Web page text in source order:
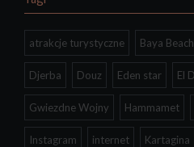
atrakcje turystyczne Baya
Djerba Douz Eden star El
Gwiezdne Wojny Hammamet
Instagram internet Kartagina